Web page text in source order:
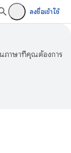
ลงชื่อเข้าใช้
ภาษาที่คุณต้องการ